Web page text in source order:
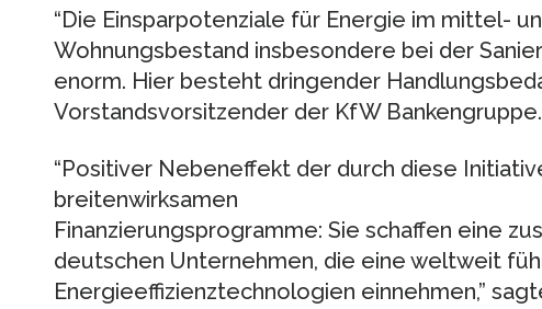
“Die Einsparpotenziale für Energie im mittel-
Wohnungsbestand insbesondere bei der
enorm. Hier besteht dringender
Vorstandsvorsitzender der KfW Bankengruppe.
“Positiver Nebeneffekt der durch diese
breitenwirksamen
Finanzierungsprogramme: Sie schaffen eine
deutschen Unternehmen, die eine weltweit
Energieeffizienztechnologien einnehmen,”